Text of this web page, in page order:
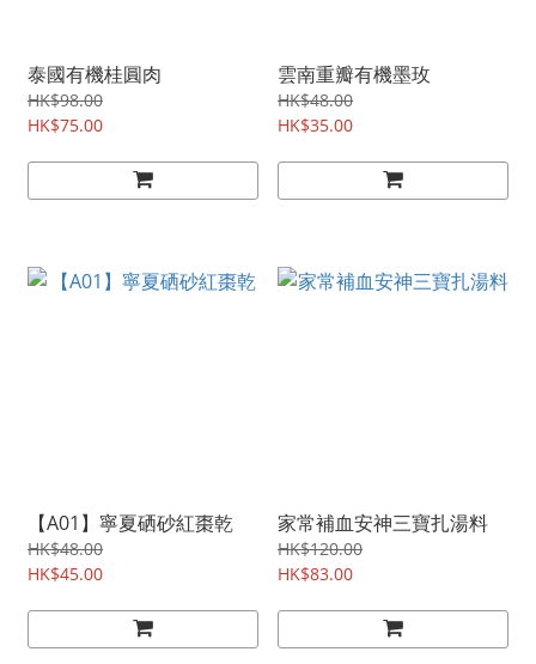
泰國有機桂圓肉
HK$98.00
HK$75.00
雲南重瓣有機墨玫
HK$48.00
HK$35.00
【A01】寧夏硒砂紅棗乾
HK$48.00
HK$45.00
家常補血安神三寶扎湯料
HK$120.00
HK$83.00